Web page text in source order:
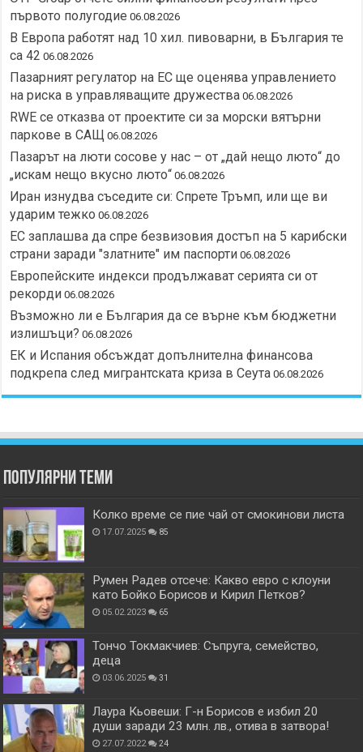
първото полугодие 06.08.2026
В Европа работят над 10 хил. пивоварни, в България те
са 42 06.08.2026
Пазарният регулатор на ЕС ще оценява управлението
на риска в управляващите дружества 06.08.2026
RWE се отказва от проектите си за морски вятърни
паркове в САЩ 06.08.2026
Пазарът на люти сосове у нас – от „дай нещо люто“ до
„искам нещо вкусно люто“ 06.08.2026
Иран изнудва съседите си: Спрете Тръмп, или ще ви
ударим тежко 06.08.2026
ЕС заплашва да спре безвизовия достъп на 5 карибски
страни заради "златните" им паспорти 06.08.2026
Европейските индекси продължават серията си от
рекорди 06.08.2026
Възможно ли е България да се върне към бюджетни
излишъци? 06.08.2026
ЕК и Испания обсъждат допълнителна финансова
подкрепа след мигрантската криза в Сеута 06.08.2026
Популярни теми
Колко време се пие чай от смокинови листа
17.07.2025 85
Румен Радев отсече: Какво евро с клоуни
като Бойко Борисов и Кирил Петков?
05.02.2023 65
Тончо Токмакчиев: Съпруга, семейство,
деца
03.06.2025 31
Лаура Кьовеши: Г-н Борисов е избил 20
души заради 23 млн. лв., отива в затвора!
27.07.2022 24